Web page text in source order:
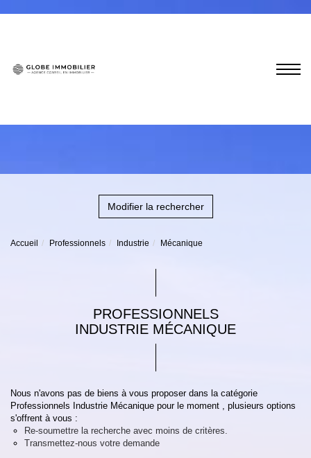
Modifier la rechercher
Accueil Professionnels Industrie Mécanique
PROFESSIONNELS
INDUSTRIE MÉCANIQUE
Nous n'avons pas de biens à vous proposer dans la catégorie
Professionnels Industrie Mécanique pour le moment , plusieurs options
s'offrent à vous :
Re-soumettre la recherche avec moins de critères.
Transmettez-nous votre demande